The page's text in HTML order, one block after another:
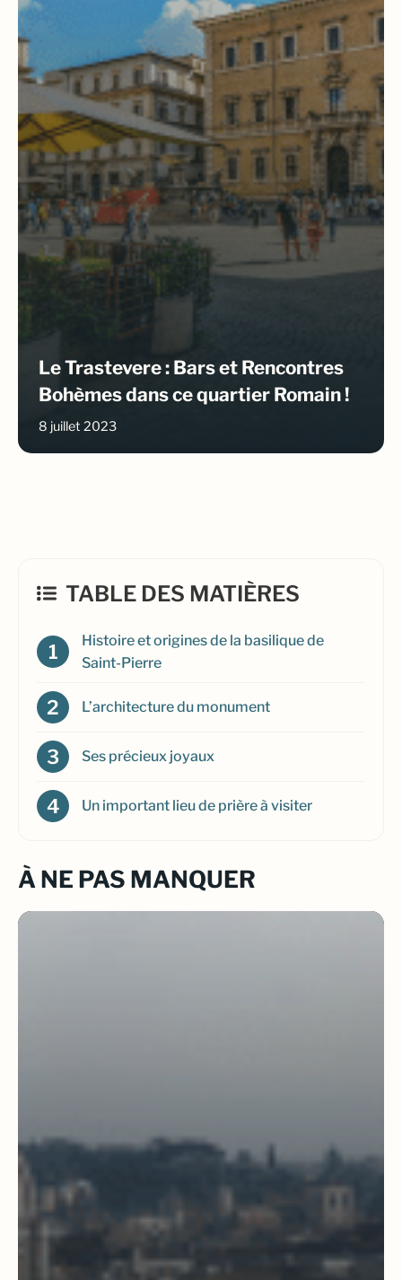
Le Trastevere : Bars et Rencontres
Bohèmes dans ce quartier Romain !
8 juillet 2023
TABLE DES MATIÈRES
Histoire et origines de la basilique de
Saint-Pierre
L’architecture du monument
Ses précieux joyaux
Un important lieu de prière à visiter
À NE PAS MANQUER